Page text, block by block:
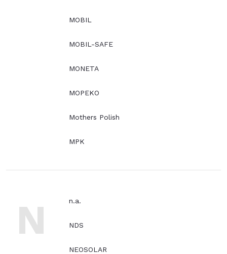
MOBIL
MOBIL-SAFE
MONETA
MOPEKO
Mothers Polish
MPK
N n.a.
NDS
NEOSOLAR